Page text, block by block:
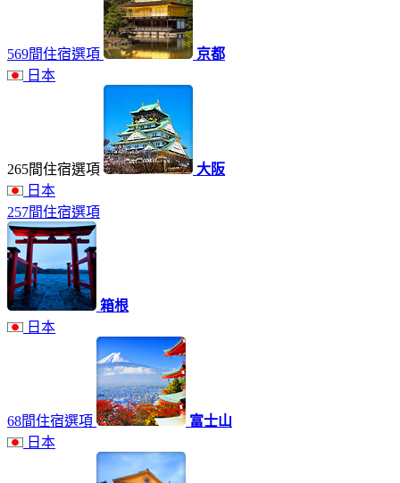
569間住宿選項
京都
日本
265間住宿選項
大阪
日本
257間住宿選項
箱根
日本
68間住宿選項
富士山
日本